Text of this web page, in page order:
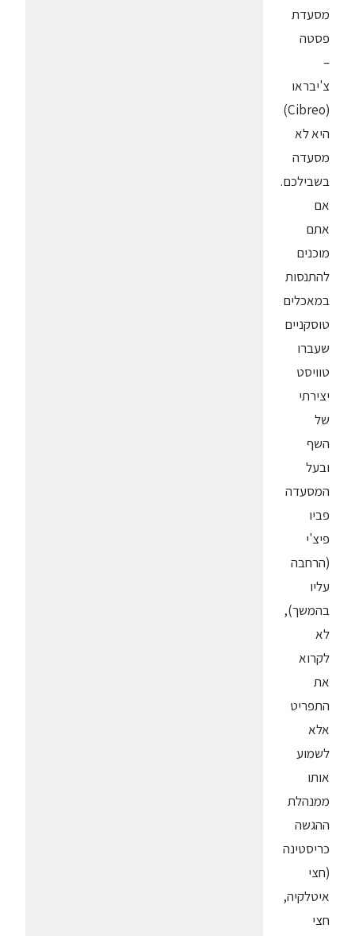
מסעדת
פסטה
–
צ'יבראו
(Cibreo)
היא לא
מסעדה
בשבילכם.
אם
אתם
מוכנים
להתנסות
במאכלים
טוסקניים
שעברו
טוויסט
יצירתי
של
השף
ובעל
המסעדה
פביו
פיצ'י
(הרחבה
עליו
בהמשך),
לא
לקרוא
את
התפריט
אלא
לשמוע
אותו
ממנהלת
ההגשה
כריסטינה
(חצי
איטלקיה,
חצי